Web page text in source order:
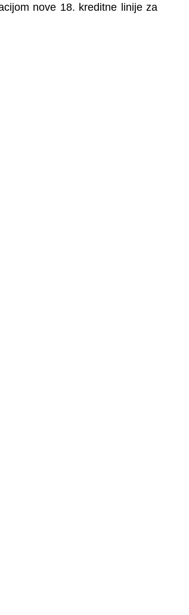
nove 18. kreditne linije za